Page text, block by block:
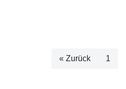
« Zurück 1